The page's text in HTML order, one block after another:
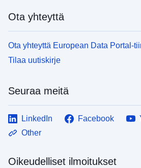
Ota yhteyttä
Ota yhteyttä European Data Portal-
Tilaa uutiskirje
Seuraa meitä
LinkedIn Facebook
Other
Oikeudelliset ilmoitukset